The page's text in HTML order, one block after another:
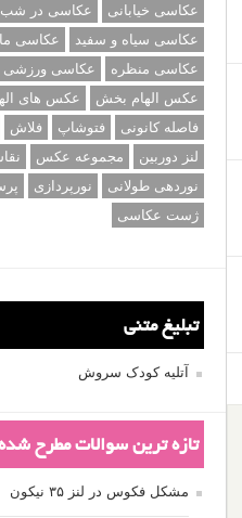
عکاسی خیابانی
عکاسی در شب
عکاسی سیاه و سفید
عکاسی
عکاسی منظره
عکاسی ورزشی
عکس الهام بخش
عکس های
فاصله کانونی
فتوشاپ فلاش
لنز دوربین
مجموعه عکس
نوردهی طولانی
نورپردازی
ژست عکاسی
تبلیغ متنی
آتلیه کودک سروش
تازه ترین سوالات مطرح
مشکل فکوس در لنز ۳۵ نیکون